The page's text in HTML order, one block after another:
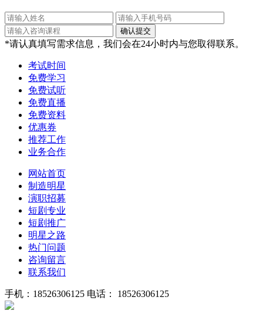
*请认真填写需求信息，我们会在24小时内与您取得联系。
考试时间
免费学习
免费试听
免费直播
免费资料
优惠券
推荐工作
业务合作
网站首页
制造明星
演职招募
短剧专业
短剧推广
明星之路
热门问题
咨询留言
联系我们
手机：18526306125 电话： 18526306125